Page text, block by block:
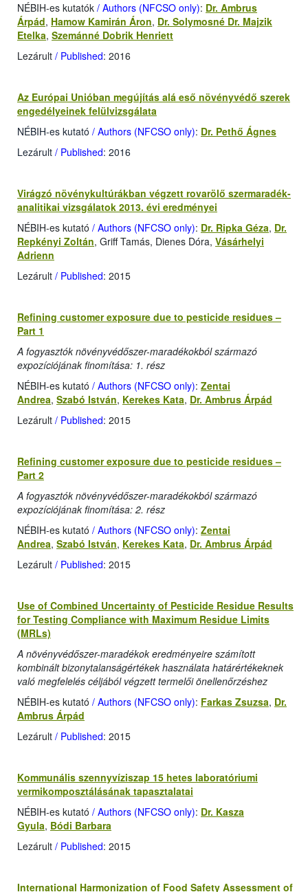
NÉBIH-es kutatók / Authors (NFCSO only): Dr. Ambrus
Árpád, Hamow Kamirán Áron, Dr. Solymosné Dr. Majzik
Etelka, Szemánné Dobrik Henriett
Lezárult / Published: 2016
Az Európai Unióban megújítás alá eső növényvédő szerek
engedélyeinek felülvizsgálata
NÉBIH-es kutató / Authors (NFCSO only): Dr. Pethő Ágnes
Lezárult / Published: 2016
Virágzó növénykultúrákban végzett rovarölő szermaradék-
analitikai vizsgálatok 2013. évi eredményei
NÉBIH-es kutató / Authors (NFCSO only): Dr. Ripka Géza, Dr.
Repkényi Zoltán, Griff Tamás, Dienes Dóra, Vásárhelyi
Adrienn
Lezárult / Published: 2015
Refining customer exposure due to pesticide residues –
Part 1
A fogyasztók növényvédőszer-maradékokból származó
expozíciójának finomítása: 1. rész
NÉBIH-es kutató / Authors (NFCSO only): Zentai
Andrea, Szabó István, Kerekes Kata, Dr. Ambrus Árpád
Lezárult / Published: 2015
Refining customer exposure due to pesticide residues –
Part 2
A fogyasztók növényvédőszer-maradékokból származó
expozíciójának finomítása: 2. rész
NÉBIH-es kutató / Authors (NFCSO only): Zentai
Andrea, Szabó István, Kerekes Kata, Dr. Ambrus Árpád
Lezárult / Published: 2015
Use of Combined Uncertainty of Pesticide Residue Results
for Testing Compliance with Maximum Residue Limits
(MRLs)
A növényvédőszer-maradékok eredményeire számított
kombinált bizonytalanságértékek használata határértékeknek
való megfelelés céljából végzett termelői önellenőrzéshez
NÉBIH-es kutató / Authors (NFCSO only): Farkas Zsuzsa, Dr.
Ambrus Árpád
Lezárult / Published: 2015
Kommunális szennyvíziszap 15 hetes laboratóriumi
vermikomposztálásának tapasztalatai
NÉBIH-es kutató / Authors (NFCSO only): Dr. Kasza
Gyula, Bódi Barbara
Lezárult / Published: 2015
International Harmonization of Food Safety Assessment of